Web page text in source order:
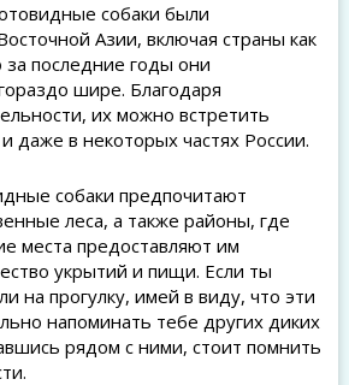
собаки были
Азии, включая страны как
последние годы они
шире. Благодаря
их можно встретить
даже в некоторых частях России.
собаки предпочитают
леса, а также районы, где
места предоставляют им
укрытий и пищи. Если ты
на прогулку, имей в виду, что эти
напоминать тебе других диких
рядом с ними, стоит помнить